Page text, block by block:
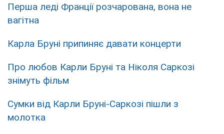
Перша леді Франції розчарована, вона не
вагітна
Карла Бруні припиняє давати концерти
Про любов Карли Бруні та Ніколя Саркозі
знімуть фільм
Сумки від Карли Бруні-Саркозі пішли з
молотка